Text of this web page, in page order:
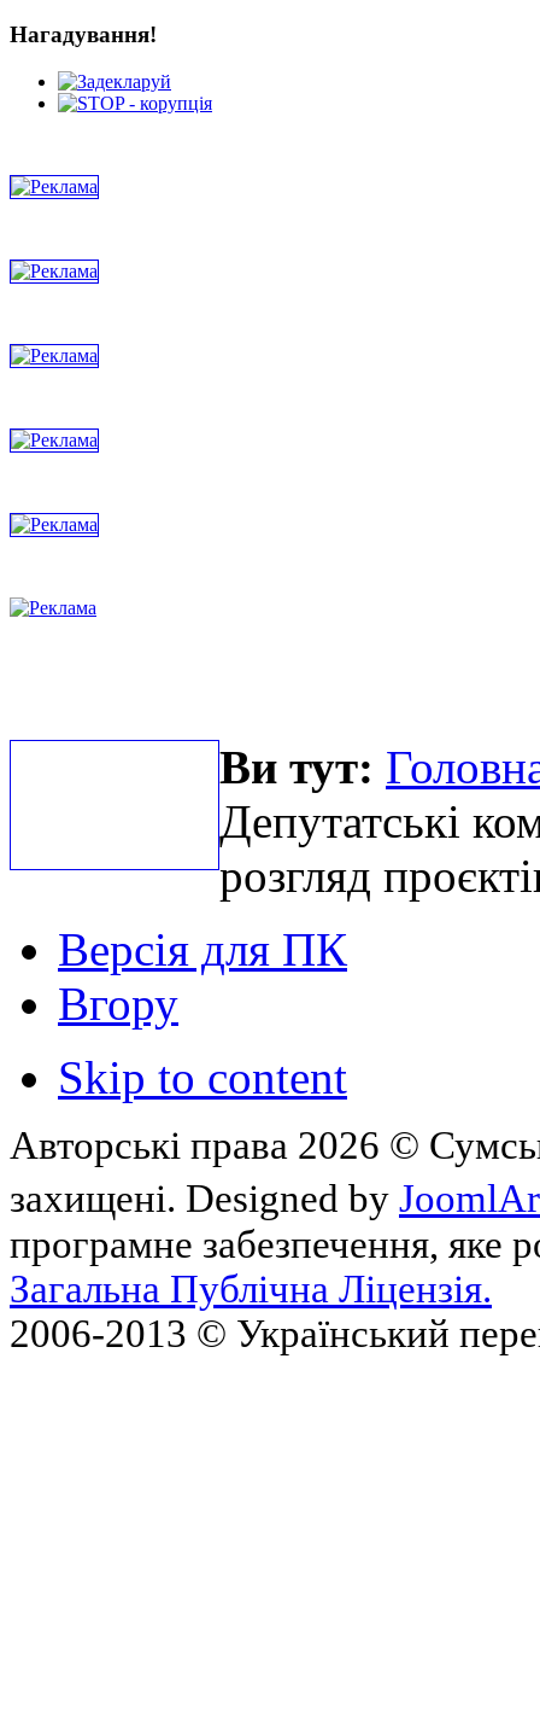
Нагадування!
Ви тут:
Депутатські
розгляд
Версія для ПК
Вгору
Skip to content
Авторські права 2026 ©
захищені. Designed by
програмне забезпечення, яке
Загальна Публічна Ліцензія.
2006-2013 © Український